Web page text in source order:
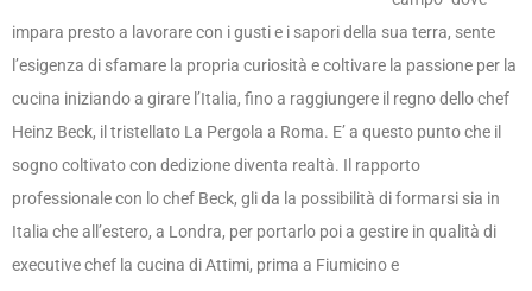
impara presto a lavorare con i gusti e i sapori della sua terra, sente
l’esigenza di sfamare la propria curiosità e coltivare la passione per la
cucina iniziando a girare l’Italia, ­fino a raggiungere il regno dello chef
Heinz Beck, il tristellato La Pergola a Roma. E’ a questo punto che il
sogno coltivato con dedizione diventa realtà. Il rapporto
professionale con lo chef Beck, gli da la possibilità di formarsi sia in
Italia che all’estero, a Londra, per portarlo poi a gestire in qualità di
executive chef la cucina di Attimi, prima a Fiumicino e